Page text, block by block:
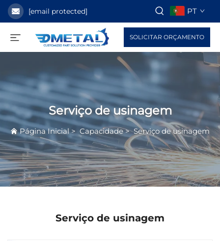
[email protected] PT
SOLICITAR ORÇAMENTO
Serviço de usinagem
Página Inicial> Capacidade>Serviço de usinagem
Serviço de usinagem